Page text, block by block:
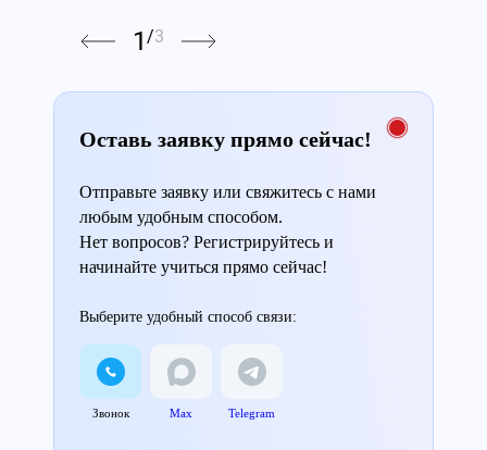
1 /3
Оставь заявку прямо сейчас!
Отправьте заявку или свяжитесь с нами
любым удобным способом.
Нет вопросов? Регистрируйтесь и
начинайте учиться прямо сейчас!
Выберите удобный способ связи:
Звонок Max Telegram